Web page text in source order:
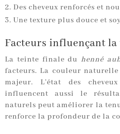
Des cheveux renforcés et
Une texture plus douce et
Facteurs influençant
La teinte finale du henné
facteurs. La couleur
majeur. L’état des
influencent aussi le
naturels peut améliorer la
renforce la profondeur de la